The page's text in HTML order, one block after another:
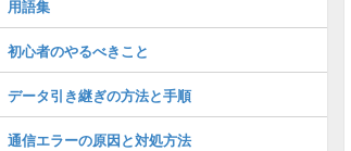
用語集
初心者のやるべきこと
データ引き継ぎの方法と手順
通信エラーの原因と対処方法